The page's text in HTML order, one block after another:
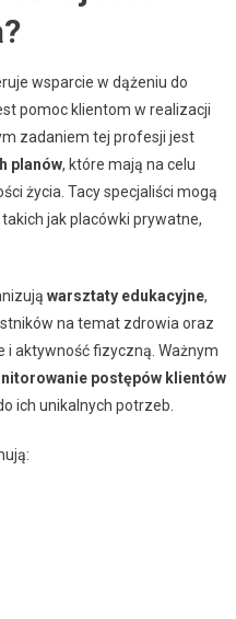
wsparcie w dążeniu do
pomoc klientom w realizacji
zadaniem tej profesji jest
planów, które mają na celu
życia. Tacy specjaliści mogą
jak placówki prywatne,
warsztaty edukacyjne,
na temat zdrowia oraz
aktywność fizyczną. Ważnym
postępów klientów
ich unikalnych potrzeb.